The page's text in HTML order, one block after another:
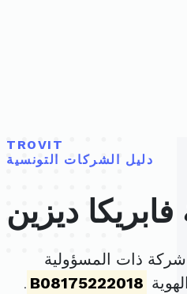
TROVIT
دليل الشركات التونسية
ديزين
ذات المسؤولية
B08175222018
.